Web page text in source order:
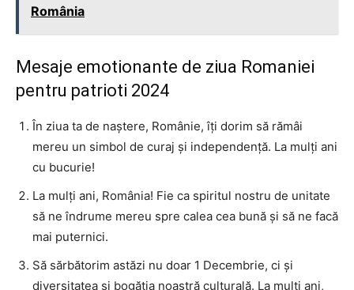
România
Mesaje emotionante de ziua Romaniei
pentru patrioti 2024
În ziua ta de naștere, Românie, îți dorim să rămâi
mereu un simbol de curaj și independență. La mulți ani
cu bucurie!
La mulți ani, România! Fie ca spiritul nostru de unitate
să ne îndrume mereu spre calea cea bună și să ne facă
mai puternici.
Să sărbătorim astăzi nu doar 1 Decembrie, ci și
diversitatea și bogăția noastră culturală. La mulți ani,